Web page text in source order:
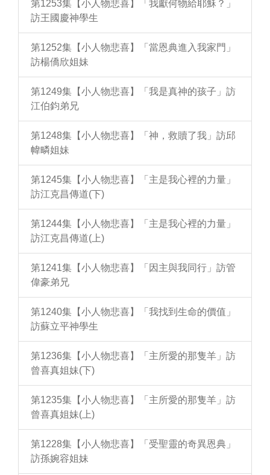
第1253集【小人物悲喜】「我獻何物給耶穌？」
訪王國慶神學生
第1252集【小人物悲喜】「當恩典進入我家門」
訪楊僑欣姐妹
第1249集【小人物悲喜】「我是真神的孩子」訪
江伯鈞弟兄
第1248集【小人物悲喜】「神，救贖了我」訪邱
幃疄姐妹
第1245集【小人物悲喜】「主是我心裡的力量」
訪江克昌傳道(下)
第1244集【小人物悲喜】「主是我心裡的力量」
訪江克昌傳道(上)
第1241集【小人物悲喜】「因主與我同行」訪管
偉豪弟兄
第1240集【小人物悲喜】「我找到生命的價值」
訪蘇立平神學生
第1236集【小人物悲喜】「主所愛的那隻羊」訪
曾喜真姐妹(下)
第1235集【小人物悲喜】「主所愛的那隻羊」訪
曾喜真姐妹(上)
第1228集【小人物悲喜】「受聖靈的奇異恩典」
訪孫婉容姐妹